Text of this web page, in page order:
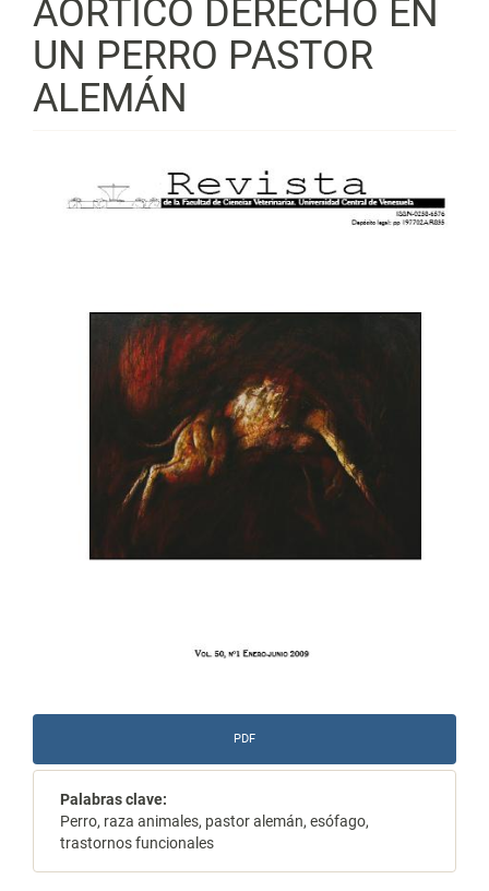
AÓRTICO DERECHO EN
UN PERRO PASTOR
ALEMÁN
lateral
PDF
Palabras clave:
Perro, raza animales, pastor alemán, esófago,
trastornos funcionales